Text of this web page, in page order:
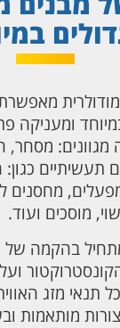
ומעניקה
מסחר,
כגון:
מחסנים
מוסכים ועוד.
בהקמה
תנאי מזג
מותאמות